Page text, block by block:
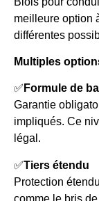
meilleure option
différentes
Multiples
✅ Formule de
Garantie
impliqués. Ce
légal.
✅Tiers étendu
Protection
comme le bris